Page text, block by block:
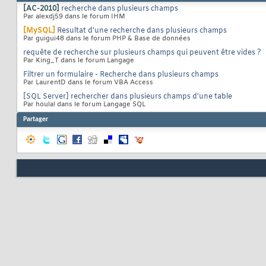
[AC-2010] recherche dans plusieurs champs
Par alexdj59 dans le forum IHM
[MySQL] Resultat d'une recherche dans plusieurs champs
Par guigui48 dans le forum PHP & Base de données
requête de recherche sur plusieurs champs qui peuvent être vides ?
Par King_T dans le forum Langage
Filtrer un formulaire - Recherche dans plusieurs champs
Par LaurentD dans le forum VBA Access
[SQL Server] rechercher dans plusieurs champs d'une table
Par houla! dans le forum Langage SQL
Partager